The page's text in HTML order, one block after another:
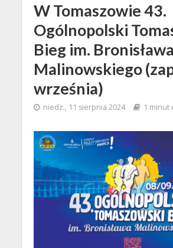
W Tomaszowie 43.
Ogólnopolski
Bieg im. Bronisława
Malinowskiego
września)
niedz., 11 sierpnia 2024 1 minut